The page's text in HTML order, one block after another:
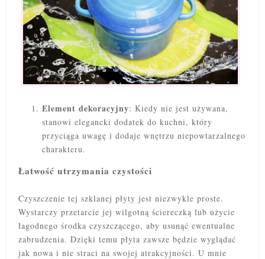
Element dekoracyjny: Kiedy nie jest używana,
stanowi elegancki dodatek do kuchni, który
przyciąga uwagę i dodaje wnętrzu niepowtarzalnego
charakteru.
Łatwość utrzymania czystości
Czyszczenie tej szklanej płyty jest niezwykle proste.
Wystarczy przetarcie jej wilgotną ściereczką lub użycie
łagodnego środka czyszczącego, aby usunąć ewentualne
zabrudzenia. Dzięki temu płyta zawsze będzie wyglądać
jak nowa i nie straci na swojej atrakcyjności. U mnie